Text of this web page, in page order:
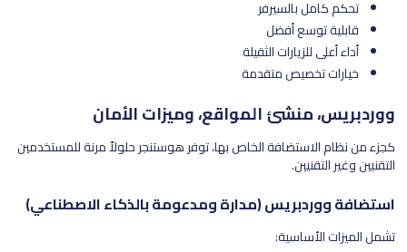
تحكم كامل بالسيرفر
قابلية توسع أفضل
أداء أعلى للزيارات الثقيلة
خيارات تخصيص متقدمة
ووردبريس، منشئ المواقع، وميزات الأمان
كجزء من نظام الاستضافة الخاص بها، توفر هوستنجر حلولاً مرنة للمستخدمين
التقنيين وغير التقنيين.
استضافة ووردبريس (مدارة ومدعومة بالذكاء الاصطناعي)
تشمل الميزات الأساسية: